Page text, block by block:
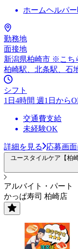
ホームヘルパー
勤務地
面接地
新潟県柏崎市 ※こち
柏崎駅、北条駅、石
シフト
1日4時間 週1日から
交通費支給
未経験OK
詳細を見る 応募画
ユースタイルケア【柏
アルバイト・パート
かっぱ寿司 柏崎店